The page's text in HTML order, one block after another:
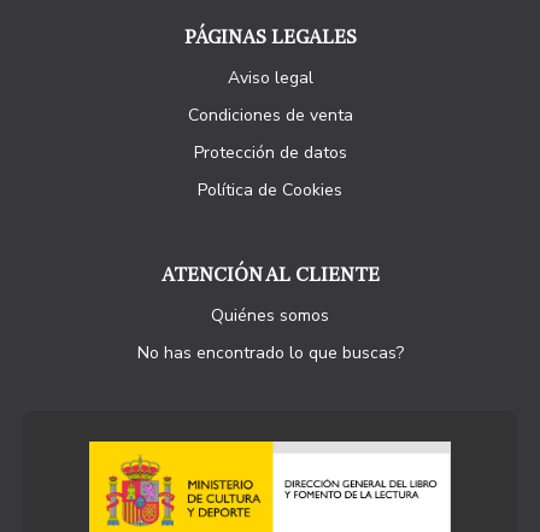
PÁGINAS LEGALES
Aviso legal
Condiciones de venta
Protección de datos
Política de Cookies
ATENCIÓN AL CLIENTE
Quiénes somos
No has encontrado lo que buscas?